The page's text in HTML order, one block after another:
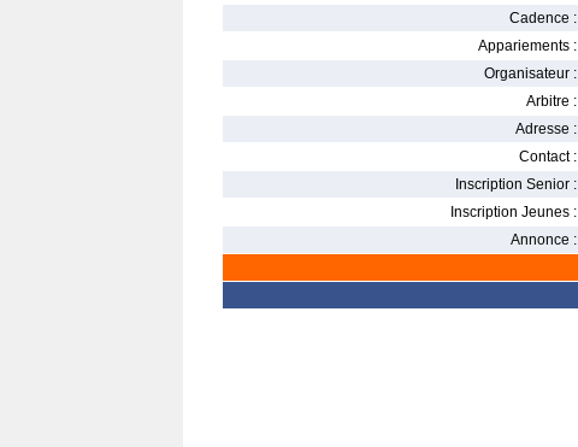
Cadence :
Appariements :
Organisateur :
Arbitre :
Adresse :
Contact :
Inscription Senior :
Inscription Jeunes :
Annonce :